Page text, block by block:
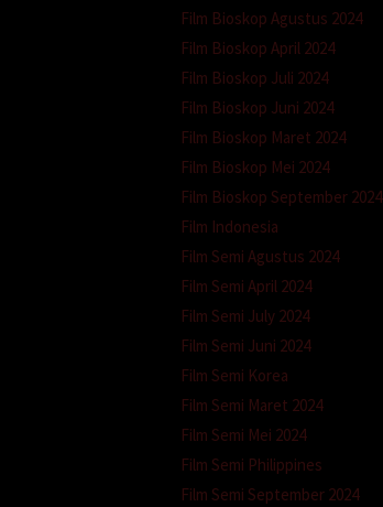
Film Bioskop Agustus 2024
Film Bioskop April 2024
Film Bioskop Juli 2024
Film Bioskop Juni 2024
Film Bioskop Maret 2024
Film Bioskop Mei 2024
Film Bioskop September 2024
Film Indonesia
Film Semi Agustus 2024
Film Semi April 2024
Film Semi July 2024
Film Semi Juni 2024
Film Semi Korea
Film Semi Maret 2024
Film Semi Mei 2024
Film Semi Philippines
Film Semi September 2024